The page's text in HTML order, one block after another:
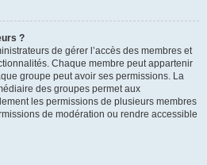
?
de gérer l’accès des membres et
Chaque membre peut appartenir
groupe peut avoir ses permissions. La
des groupes permet aux
les permissions de plusieurs membres
de modération ou rendre accessible